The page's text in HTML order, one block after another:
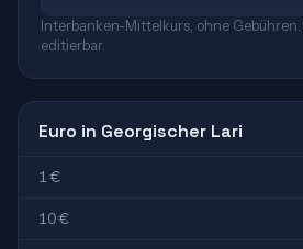
Interbanken-Mittelkurs, ohne Gebühren.
editierbar.
Euro in Georgischer Lari
1 €
10 €